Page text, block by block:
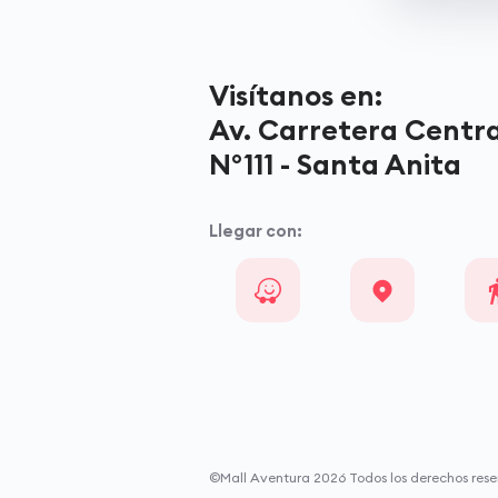
Visítanos en:
Av. Carretera
N°111 - Santa Anita
Llegar con:
©Mall Aventura 2026 Todos los derechos